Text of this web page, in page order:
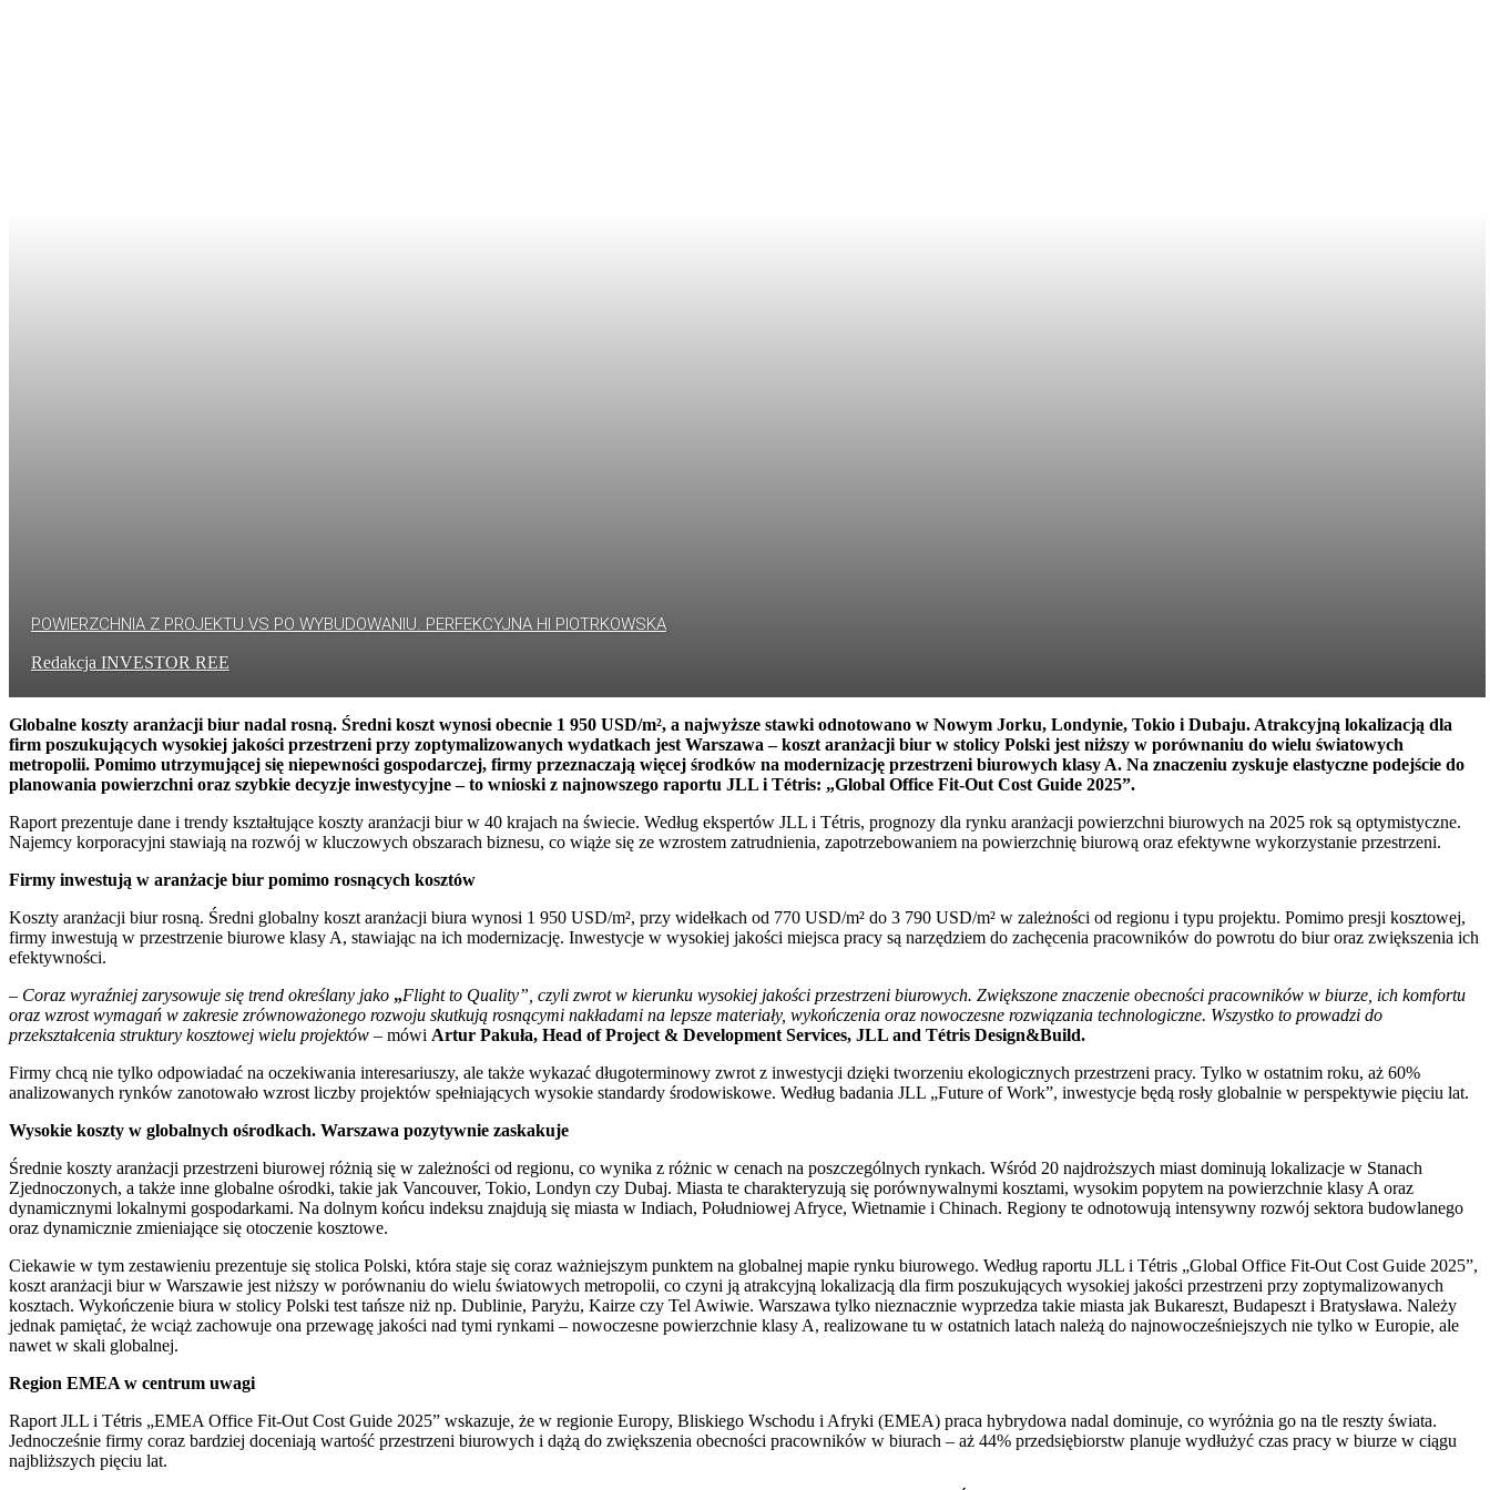
POWIERZCHNIA Z PROJEKTU VS PO WYBUDOWANIU. PERFEKCYJNA HI PIOTRKOWSKA
Redakcja INVESTOR REE
Globalne koszty aranżacji biur nadal rosną. Średni koszt wynosi obecnie 1 950 USD/m², a najwyższe stawki odnotowano w Nowym Jorku, Londynie, Tokio i Dubaju. Atrakcyjną lokalizacją dla
firm poszukujących wysokiej jakości przestrzeni przy zoptymalizowanych wydatkach jest Warszawa – koszt aranżacji biur w stolicy Polski jest niższy w porównaniu do wielu światowych
metropolii. Pomimo utrzymującej się niepewności gospodarczej, firmy przeznaczają więcej środków na modernizację przestrzeni biurowych klasy A. Na znaczeniu zyskuje elastyczne podejście do
planowania powierzchni oraz szybkie decyzje inwestycyjne – to wnioski z najnowszego raportu JLL i Tétris: „Global Office Fit-Out Cost Guide 2025”.
Raport prezentuje dane i trendy kształtujące koszty aranżacji biur w 40 krajach na świecie. Według ekspertów JLL i Tétris, prognozy dla rynku aranżacji powierzchni biurowych na 2025 rok są optymistyczne.
Najemcy korporacyjni stawiają na rozwój w kluczowych obszarach biznesu, co wiąże się ze wzrostem zatrudnienia, zapotrzebowaniem na powierzchnię biurową oraz efektywne wykorzystanie przestrzeni.
Firmy inwestują w aranżacje biur pomimo rosnących kosztów
Koszty aranżacji biur rosną. Średni globalny koszt aranżacji biura wynosi 1 950 USD/m², przy widełkach od 770 USD/m² do 3 790 USD/m² w zależności od regionu i typu projektu. Pomimo presji kosztowej,
firmy inwestują w przestrzenie biurowe klasy A, stawiając na ich modernizację. Inwestycje w wysokiej jakości miejsca pracy są narzędziem do zachęcenia pracowników do powrotu do biur oraz zwiększenia ich
efektywności.
– Coraz wyraźniej zarysowuje się trend określany jako „Flight to Quality”, czyli zwrot w kierunku wysokiej jakości przestrzeni biurowych. Zwiększone znaczenie obecności pracowników w biurze, ich komfortu
oraz wzrost wymagań w zakresie zrównoważonego rozwoju skutkują rosnącymi nakładami na lepsze materiały, wykończenia oraz nowoczesne rozwiązania technologiczne. Wszystko to prowadzi do
przekształcenia struktury kosztowej wielu projektów – mówi Artur Pakuła, Head of Project & Development Services, JLL and Tétris Design&Build.
Firmy chcą nie tylko odpowiadać na oczekiwania interesariuszy, ale także wykazać długoterminowy zwrot z inwestycji dzięki tworzeniu ekologicznych przestrzeni pracy. Tylko w ostatnim roku, aż 60%
analizowanych rynków zanotowało wzrost liczby projektów spełniających wysokie standardy środowiskowe. Według badania JLL „Future of Work”, inwestycje będą rosły globalnie w perspektywie pięciu lat.
Wysokie koszty w globalnych ośrodkach. Warszawa pozytywnie zaskakuje
Średnie koszty aranżacji przestrzeni biurowej różnią się w zależności od regionu, co wynika z różnic w cenach na poszczególnych rynkach. Wśród 20 najdroższych miast dominują lokalizacje w Stanach
Zjednoczonych, a także inne globalne ośrodki, takie jak Vancouver, Tokio, Londyn czy Dubaj. Miasta te charakteryzują się porównywalnymi kosztami, wysokim popytem na powierzchnie klasy A oraz
dynamicznymi lokalnymi gospodarkami. Na dolnym końcu indeksu znajdują się miasta w Indiach, Południowej Afryce, Wietnamie i Chinach. Regiony te odnotowują intensywny rozwój sektora budowlanego
oraz dynamicznie zmieniające się otoczenie kosztowe.
Ciekawie w tym zestawieniu prezentuje się stolica Polski, która staje się coraz ważniejszym punktem na globalnej mapie rynku biurowego. Według raportu JLL i Tétris „Global Office Fit-Out Cost Guide 2025”,
koszt aranżacji biur w Warszawie jest niższy w porównaniu do wielu światowych metropolii, co czyni ją atrakcyjną lokalizacją dla firm poszukujących wysokiej jakości przestrzeni przy zoptymalizowanych
kosztach. Wykończenie biura w stolicy Polski test tańsze niż np. Dublinie, Paryżu, Kairze czy Tel Awiwie. Warszawa tylko nieznacznie wyprzedza takie miasta jak Bukareszt, Budapeszt i Bratysława. Należy
jednak pamiętać, że wciąż zachowuje ona przewagę jakości nad tymi rynkami – nowoczesne powierzchnie klasy A, realizowane tu w ostatnich latach należą do najnowocześniejszych nie tylko w Europie, ale
nawet w skali globalnej.
Region EMEA w centrum uwagi
Raport JLL i Tétris „EMEA Office Fit-Out Cost Guide 2025” wskazuje, że w regionie Europy, Bliskiego Wschodu i Afryki (EMEA) praca hybrydowa nadal dominuje, co wyróżnia go na tle reszty świata.
Jednocześnie firmy coraz bardziej doceniają wartość przestrzeni biurowych i dążą do zwiększenia obecności pracowników w biurach – aż 44% przedsiębiorstw planuje wydłużyć czas pracy w biurze w ciągu
najbliższych pięciu lat.